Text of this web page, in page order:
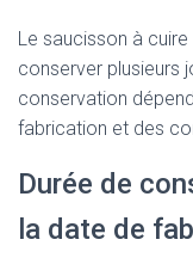
Le saucisson à
conserver plusieurs
conservation
fabrication et des
Durée de
la date de